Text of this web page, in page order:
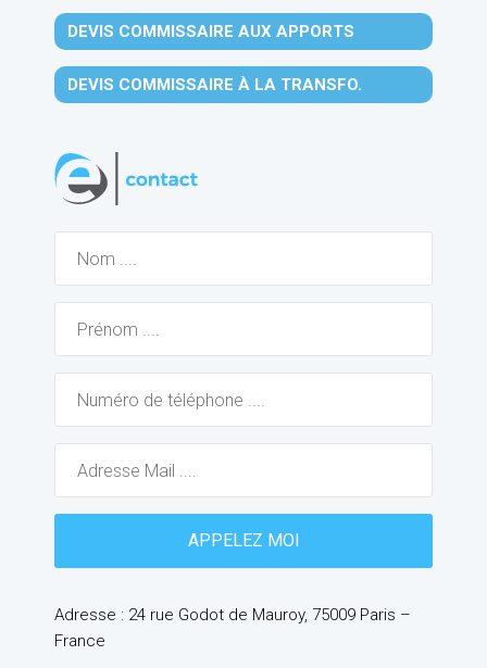
DEVIS COMMISSAIRE AUX APPORTS
DEVIS COMMISSAIRE À LA TRANSFO.
Adresse : 24 rue Godot de Mauroy, 75009 Paris –
France